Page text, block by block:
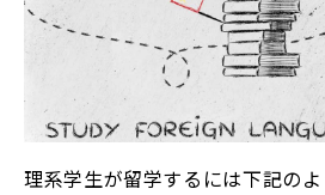
理系学生が留学するには下記の